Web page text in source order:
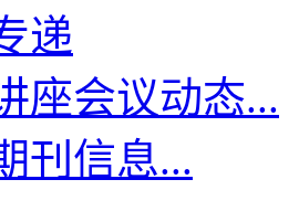
递
座会议动态...
刊信息...